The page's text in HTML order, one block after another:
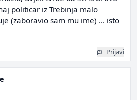
politicar iz Trebinja malo
(zaboravio sam mu ime) ... isto
Prijavi